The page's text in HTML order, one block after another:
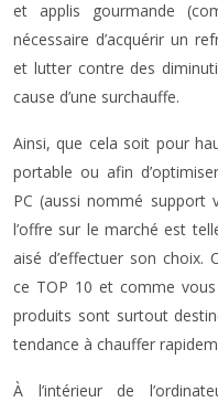
et applis gourmande
nécessaire d’acquérir un
et lutter contre des
cause d’une surchauffe.
Ainsi, que cela soit pour
portable ou afin
PC (aussi nommé support
l’offre sur le marché est
aisé d’effectuer son choix.
ce TOP 10 et comme
produits sont surtout
tendance à chauffer
À l’intérieur de